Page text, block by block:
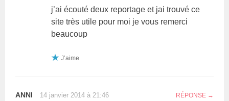
j’ai écouté deux reportage et jai trouvé ce
site très utile pour moi je vous remerci
beaucoup
J’aime
ANNI 14 janvier 2014 à 21:46 RÉPONSE